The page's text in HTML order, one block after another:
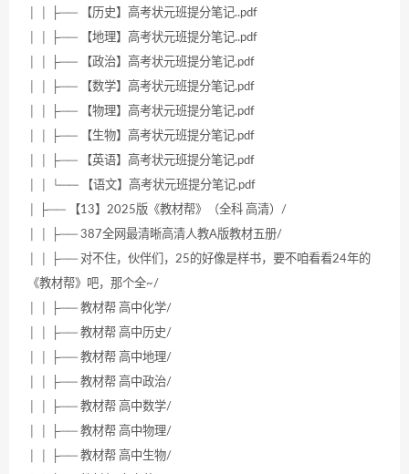
│ │ ├── 【历史】高考状元班提分笔记..pdf
│ │ ├── 【地理】高考状元班提分笔记..pdf
│ │ ├── 【政治】高考状元班提分笔记.pdf
│ │ ├── 【数学】高考状元班提分笔记.pdf
│ │ ├── 【物理】高考状元班提分笔记.pdf
│ │ ├── 【生物】高考状元班提分笔记.pdf
│ │ ├── 【英语】高考状元班提分笔记.pdf
│ │ └── 【语文】高考状元班提分笔记.pdf
│ ├── 【13】2025版《教材帮》（全科 高清）/
│ │ ├── 387全网最清晰高清人教A版教材五册/
│ │ ├── 对不住，伙伴们，25的好像是样书，要不咱看看24年的
《教材帮》吧，那个全~/
│ │ ├── 教材帮 高中化学/
│ │ ├── 教材帮 高中历史/
│ │ ├── 教材帮 高中地理/
│ │ ├── 教材帮 高中政治/
│ │ ├── 教材帮 高中数学/
│ │ ├── 教材帮 高中物理/
│ │ ├── 教材帮 高中生物/